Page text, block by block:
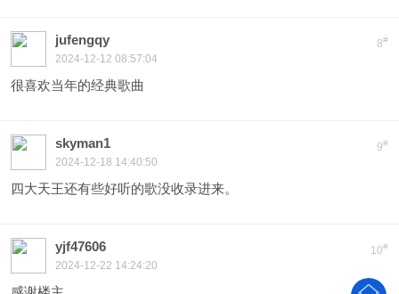
8#
jufengqy
2024-12-12 08:57:04
很喜欢当年的经典歌曲
9#
skyman1
2024-12-18 14:40:50
四大天王还有些好听的歌没收录进来。
10#
yjf47606
2024-12-22 14:24:20